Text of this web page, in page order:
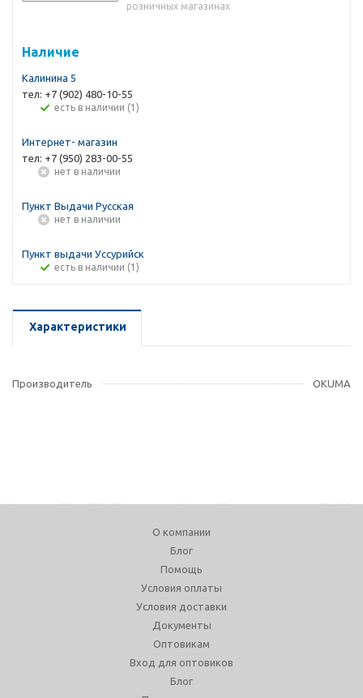
розничных магазинах
Наличие
Калинина 5
тел: +7 (902) 480-10-55
Есть в наличии (1)
Интернет- магазин
тел: +7 (950) 283-00-55
Нет в наличии
Пункт Выдачи Русская
Нет в наличии
Пункт выдачи Уссурийск
Есть в наличии (1)
Характеристики
Производитель OKUMA
О компании
Блог
Помощь
Условия оплаты
Условия доставки
Документы
Оптовикам
Вход для оптовиков
Блог